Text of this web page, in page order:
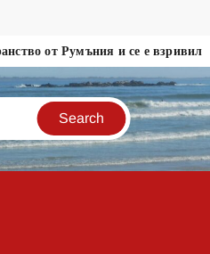
от Румъния и се е взривил